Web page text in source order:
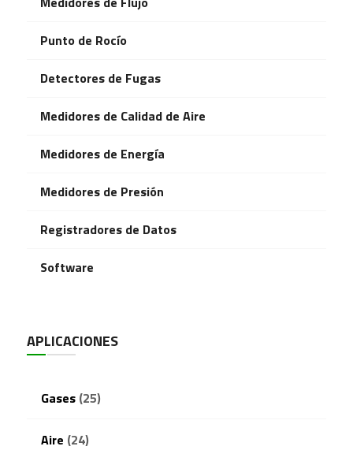
Punto de Rocío
Detectores de Fugas
Medidores de Calidad de Aire
Medidores de Energía
Medidores de Presión
Registradores de Datos
Software
APLICACIONES
Gases(25)
Aire (24)